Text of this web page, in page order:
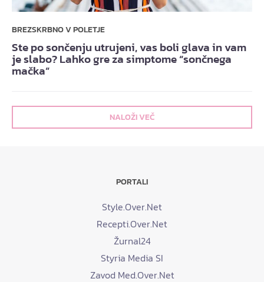
BREZSKRBNO V POLETJE
Ste po sončenju utrujeni, vas boli glava in vam
je slabo? Lahko gre za simptome “sončnega
mačka”
NALOŽI VEČ
PORTALI
Style.Over.Net
Recepti.Over.Net
Žurnal24
Styria Media SI
Zavod Med.Over.Net